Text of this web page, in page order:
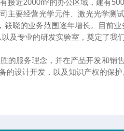
接近2000m²的办公区域，建有
主要经营光学元件、激光光学测
晓的业务范围逐年增长。目前
及专业的研发实验室，奠定了我
的服务理念，并在产品开发和销
的设计开发，以及知识产权的保